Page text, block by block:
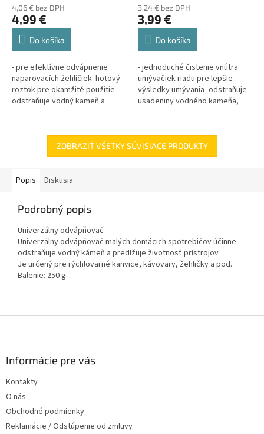
4,06 € bez DPH
4,99 €
Do košíka
- pre efektívne odvápnenie
naparovacích žehličiek- hotový
roztok pre okamžité použitie-
odstraňuje vodný kameň a
vodného...
3,24 € bez DPH
3,99 €
Do košíka
- jednoduché čistenie vnútra
umývačiek riadu pre lepšie
výsledky umývania- odstraňuje
usadeniny vodného kameňa,
ventilov-...
ZOBRAZIŤ VŠETKY SÚVISIACE PRODUKTY
Popis Diskusia
Podrobný popis
Univerzálny odvápňovač
Univerzálny odvápňovač malých domácich spotrebičov účinne
odstraňuje vodný kámeň a predlžuje životnosť prístrojov
Je určený pre rýchlovarné kanvice, kávovary, žehličky a pod.
Balenie: 250 g
Informácie pre vás
Kontakty
O nás
Obchodné podmienky
Reklamácie / Odstúpenie od zmluvy